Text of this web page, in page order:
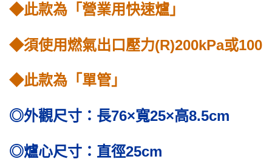
◆此款為「營業用快速爐」
◆須使用燃氣出口壓力(R)200kPa或
◆此款為「單管」
◎外觀尺寸：長76×寬25×高8.5cm
◎爐心尺寸：直徑25cm